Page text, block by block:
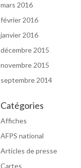
mars 2016
février 2016
janvier 2016
décembre 2015
novembre 2015
septembre 2014
Catégories
Affiches
AFPS national
Articles de presse
Cartes